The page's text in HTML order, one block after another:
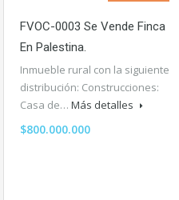
FVOC-0003 Se Vende Finca
En Palestina.
Inmueble rural con la siguiente
distribución: Construcciones:
Casa de… Más detalles
$800.000.000